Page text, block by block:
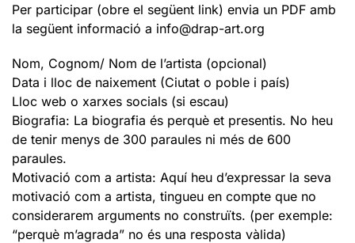
Per participar (obre el següent link) envia un PDF amb
la següent informació a info@drap-art.org
Nom, Cognom/ Nom de l’artista (opcional)
Data i lloc de naixement (Ciutat o poble i país)
Lloc web o xarxes socials (si escau)
Biografia: La biografia és perquè et presentis. No heu
de tenir menys de 300 paraules ni més de 600
paraules.
Motivació com a artista: Aquí heu d’expressar la seva
motivació com a artista, tingueu en compte que no
considerarem arguments no construïts. (per exemple:
“perquè m’agrada” no és una resposta vàlida)